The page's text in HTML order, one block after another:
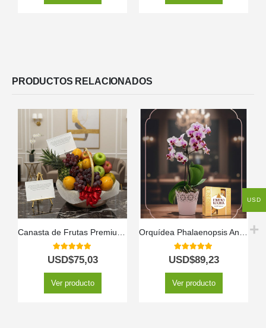
PRODUCTOS RELACIONADOS
Canasta de Frutas Premium 🍍🍇
5.00 out of 5
USD$75,03
Ver producto
Orquídea Phalaenopsis Antonella: Elegancia y Dulzura en un Regalo Perfecto 🌿
5.00 out of 5
USD$89,23
Ver producto
USD